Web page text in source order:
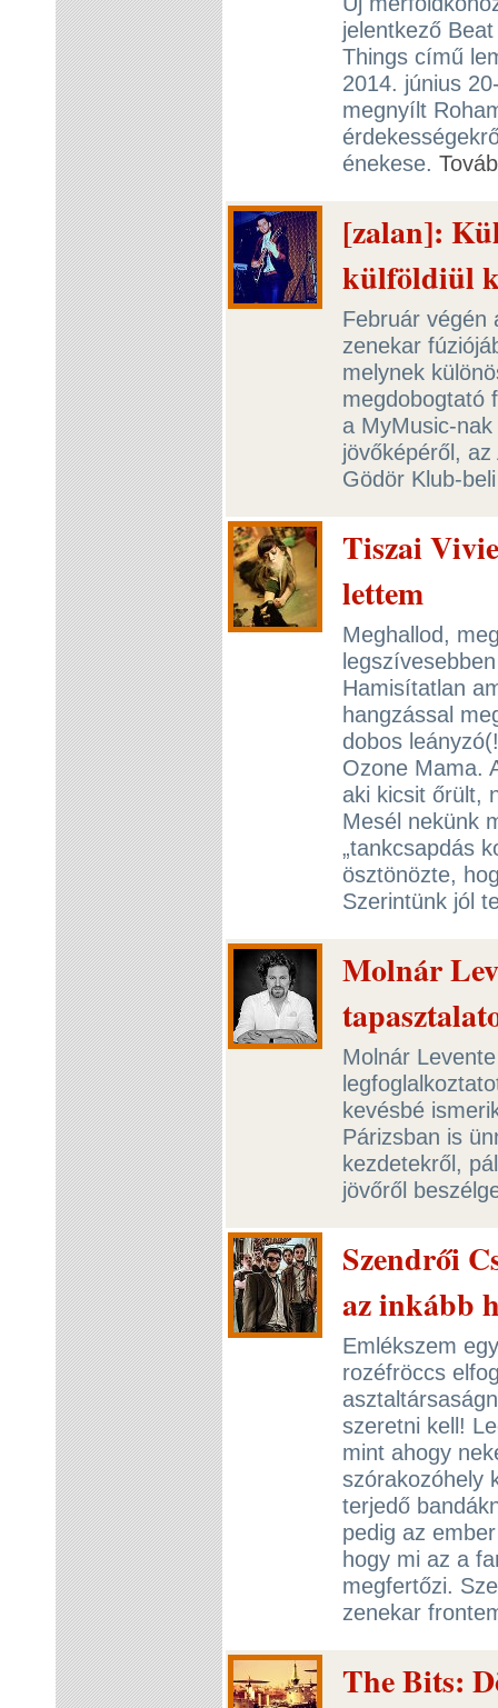
jelentkező
Things című
2014. június
megnyílt
énekese.
[zalan]:
külföldiül
Február végén
zenekar
melynek
megdobogtató
a MyMusic-
jövőképéről,
Gödör Klub-
Tiszai
lettem
Meghallod,
Hamisítatlan
hangzással
dobos
Ozone Mama.
aki kicsit őrült,
Mesél nekünk
„tankcsapdás
ösztönözte,
Szerintünk jól
Molnár
Molnár
kevésbé
Párizsban is
kezdetekről,
jövőről
Szendrői
az inkább
Emlékszem
rozéfröccs
szeretni kell!
mint ahogy
szórakozóhely
terjedő
pedig az
hogy mi az a
megfertőzi.
zenekar
The Bits: